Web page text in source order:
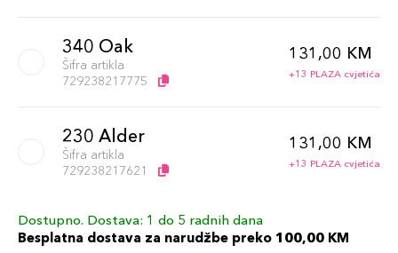
340 Oak
Šifra artikla
729238217775
131,00 KM
+13 PLAZA cvjetića
230 Alder
Šifra artikla
729238217621
131,00 KM
+13 PLAZA cvjetića
360 Citrine
Šifra artikla
131,00 KM
Dostupno. Dostava: 1 do 5 radnih dana
Besplatna dostava za narudžbe preko 100,00 KM